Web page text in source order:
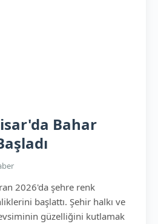
Bahar
2026'da şehre renk
başlattı. Şehir halkı ve
güzelliğini kutlamak